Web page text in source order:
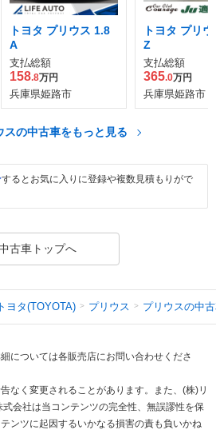
トヨタ プリウス 1.8
A
支払総額
158.8万円
兵庫県姫路市
トヨタ プリ
Z
支払総額
365.0万円
兵庫県姫路市
スの中古車をもっと見る
するとお気に入りに登録や複数見積もりがで
古車トップへ
トヨタ(TOYOTA) プリウス プリウスの中
については各販売店にお問い合わせくださ
なく変更されることがあります。また、(株)リ
会社は当コンテンツの完全性、無誤謬性を保
ンツに起因するいかなる損害の責も負いかね